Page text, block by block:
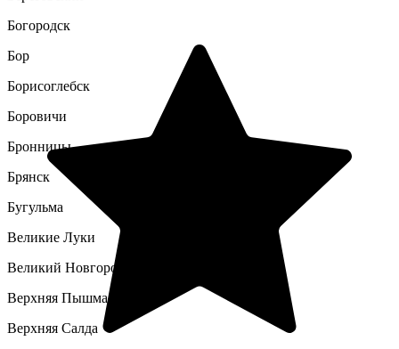
Богородск
Бор
Борисоглебск
Боровичи
Бронницы
Брянск
Бугульма
Великие Луки
Великий Новгород
Верхняя Пышма
Верхняя Салда